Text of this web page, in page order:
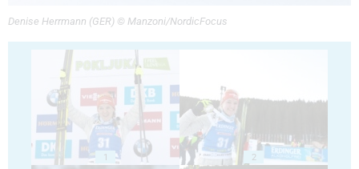
Denise Herrmann (GER) © Manzoni/NordicFocus
1 2